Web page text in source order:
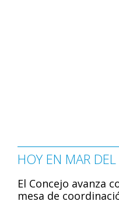
HOY EN MAR
El Concejo avanza
mesa de